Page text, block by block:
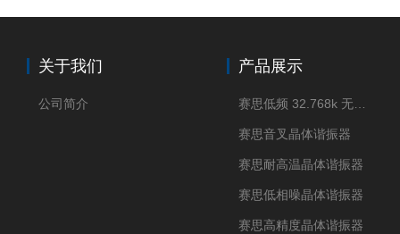
关于我们
公司简介
产品展示
赛思音叉晶体谐振器
赛思耐高温晶体谐振器
赛思低相噪晶体谐振器
赛思高精度晶体谐振器